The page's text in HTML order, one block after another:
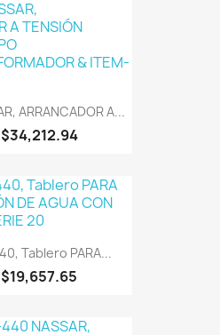
ARRANCADOR A...
Tablero PARA...